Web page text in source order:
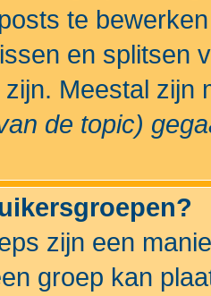
te
en splitsen
Meestal
de topic)
zijn een
groep kan